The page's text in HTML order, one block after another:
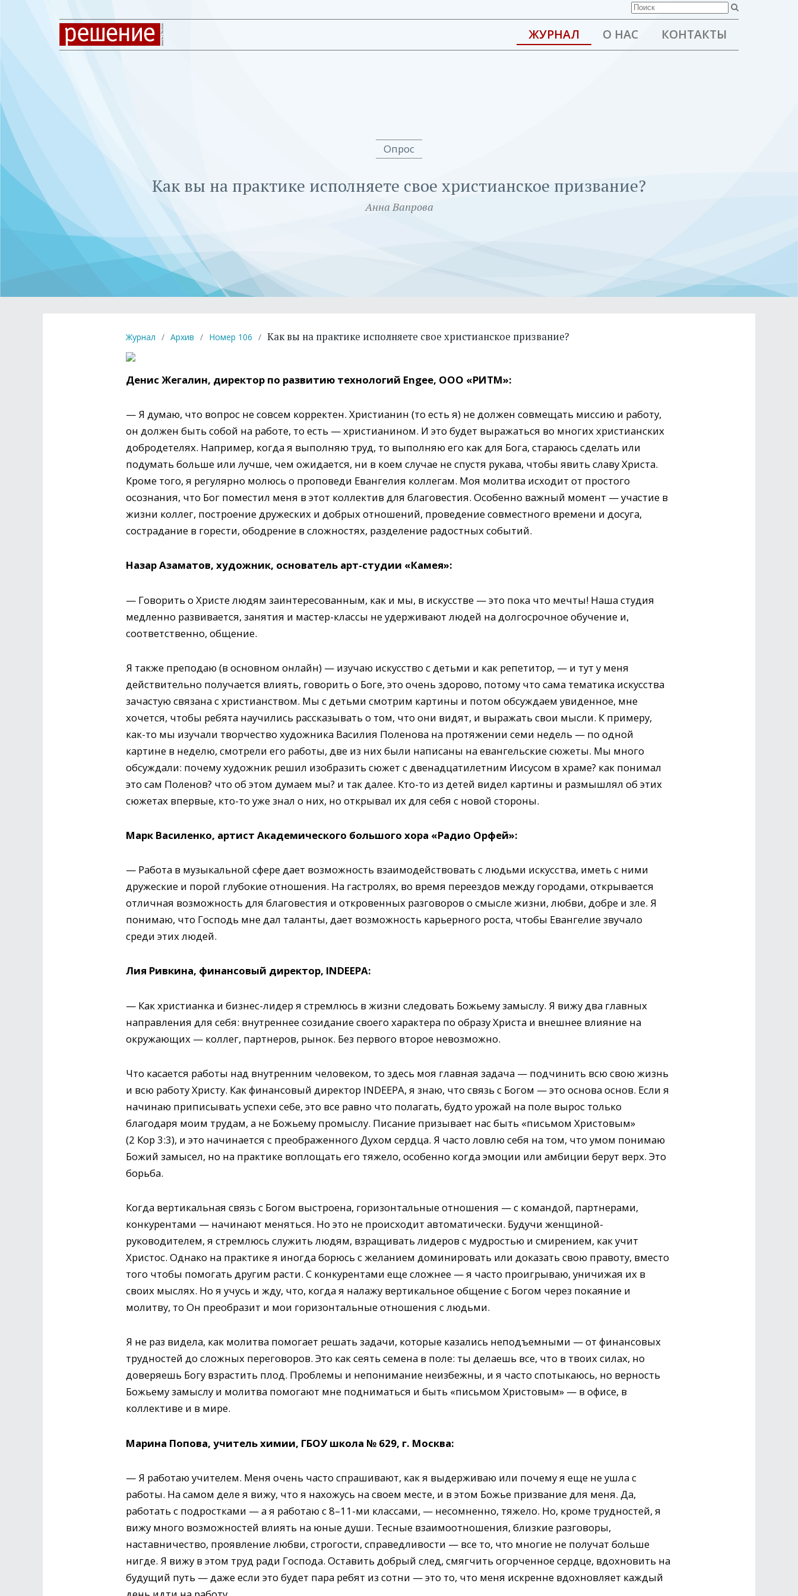
ЖУРНАЛ О НАС КОНТАКТЫ
Опрос
Как вы на практике исполняете свое христианское призвание?
Анна Вапрова
Журнал / Архив / Номер 106 / Как вы на практике исполняете свое христианское призвание?
Денис Жегалин, директор по развитию технологий Engee, ООО «РИТМ»:
— Я думаю, что вопрос не совсем корректен. Христианин (то есть я) не должен совмещать миссию и работу,
он должен быть собой на работе, то есть — христианином. И это будет выражаться во многих христианских
добродетелях. Например, когда я выполняю труд, то выполняю его как для Бога, стараюсь сделать или
подумать больше или лучше, чем ожидается, ни в коем случае не спустя рукава, чтобы явить славу Христа.
Кроме того, я регулярно молюсь о проповеди Евангелия коллегам. Моя молитва исходит от простого
осознания, что Бог поместил меня в этот коллектив для благовестия. Особенно важный момент — участие в
жизни коллег, построение дружеских и добрых отношений, проведение совместного времени и досуга,
сострадание в горести, ободрение в сложностях, разделение радостных событий.
Назар Азаматов, художник, основатель арт-студии «Камея»:
— Говорить о Христе людям заинтересованным, как и мы, в искусстве — это пока что мечты! Наша студия
медленно развивается, занятия и мастер-классы не удерживают людей на долгосрочное обучение и,
соответственно, общение.
Я также преподаю (в основном онлайн) — изучаю искусство с детьми и как репетитор, — и тут у меня
действительно получается влиять, говорить о Боге, это очень здорово, потому что сама тематика искусства
зачастую связана с христианством. Мы с детьми смотрим картины и потом обсуждаем увиденное, мне
хочется, чтобы ребята научились рассказывать о том, что они видят, и выражать свои мысли. К примеру,
как-то мы изучали творчество художника Василия Поленова на протяжении семи недель — по одной
картине в неделю, смотрели его работы, две из них были написаны на евангельские сюжеты. Мы много
обсуждали: почему художник решил изобразить сюжет с двенадцатилетним Иисусом в храме? как понимал
это сам Поленов? что об этом думаем мы? и так далее. Кто-то из детей видел картины и размышлял об этих
сюжетах впервые, кто-то уже знал о них, но открывал их для себя с новой стороны.
Марк Василенко, артист Академического большого хора «Радио Орфей»:
— Работа в музыкальной сфере дает возможность взаимодействовать с людьми искусства, иметь с ними
дружеские и порой глубокие отношения. На гастролях, во время переездов между городами, открывается
отличная возможность для благовестия и откровенных разговоров о смысле жизни, любви, добре и зле. Я
понимаю, что Господь мне дал таланты, дает возможность карьерного роста, чтобы Евангелие звучало
среди этих людей.
Лия Ривкина, финансовый директор, INDEEPA:
— Как христианка и бизнес-лидер я стремлюсь в жизни следовать Божьему замыслу. Я вижу два главных
направления для себя: внутреннее созидание своего характера по образу Христа и внешнее влияние на
окружающих — коллег, партнеров, рынок. Без первого второе невозможно.
Что касается работы над внутренним человеком, то здесь моя главная задача — подчинить всю свою жизнь
и всю работу Христу. Как финансовый директор INDEEPA, я знаю, что связь с Богом — это основа основ. Если я
начинаю приписывать успехи себе, это все равно что полагать, будто урожай на поле вырос только
благодаря моим трудам, а не Божьему промыслу. Писание призывает нас быть «письмом Христовым»
(2 Кор 3:3), и это начинается с преображенного Духом сердца. Я часто ловлю себя на том, что умом понимаю
Божий замысел, но на практике воплощать его тяжело, особенно когда эмоции или амбиции берут верх. Это
борьба.
Когда вертикальная связь с Богом выстроена, горизонтальные отношения — с командой, партнерами,
конкурентами — начинают меняться. Но это не происходит автоматически. Будучи женщиной-
руководителем, я стремлюсь служить людям, взращивать лидеров с мудростью и смирением, как учит
Христос. Однако на практике я иногда борюсь с желанием доминировать или доказать свою правоту, вместо
того чтобы помогать другим расти. С конкурентами еще сложнее — я часто проигрываю, уничижая их в
своих мыслях. Но я учусь и жду, что, когда я налажу вертикальное общение с Богом через покаяние и
молитву, то Он преобразит и мои горизонтальные отношения с людьми.
Я не раз видела, как молитва помогает решать задачи, которые казались неподъемными — от финансовых
трудностей до сложных переговоров. Это как сеять семена в поле: ты делаешь все, что в твоих силах, но
доверяешь Богу взрастить плод. Проблемы и непонимание неизбежны, и я часто спотыкаюсь, но верность
Божьему замыслу и молитва помогают мне подниматься и быть «письмом Христовым» — в офисе, в
коллективе и в мире.
Марина Попова, учитель химии, ГБОУ школа № 629, г. Москва:
— Я работаю учителем. Меня очень часто спрашивают, как я выдерживаю или почему я еще не ушла с
работы. На самом деле я вижу, что я нахожусь на своем месте, и в этом Божье призвание для меня. Да,
работать с подростками — а я работаю с 8–11-ми классами, — несомненно, тяжело. Но, кроме трудностей, я
вижу много возможностей влиять на юные души. Тесные взаимоотношения, близкие разговоры,
наставничество, проявление любви, строгости, справедливости — все то, что многие не получат больше
нигде. Я вижу в этом труд ради Господа. Оставить добрый след, смягчить огорченное сердце, вдохновить на
будущий путь — даже если это будет пара ребят из сотни — это то, что меня искренне вдохновляет каждый